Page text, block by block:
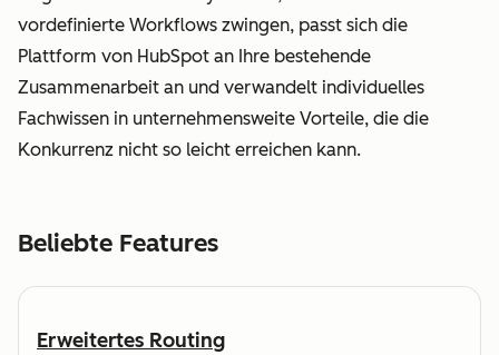
vordefinierte Workflows zwingen, passt sich die
Plattform von HubSpot an Ihre bestehende
Zusammenarbeit an und verwandelt individuelles
Fachwissen in unternehmensweite Vorteile, die die
Konkurrenz nicht so leicht erreichen kann.
Beliebte Features
Erweitertes Routing